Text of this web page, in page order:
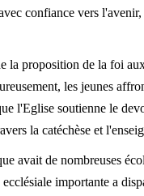
confiance vers
la proposition de la foi
les jeunes
l'Eglise soutienne le
la catéchèse et
avait de nombreuses
importante a